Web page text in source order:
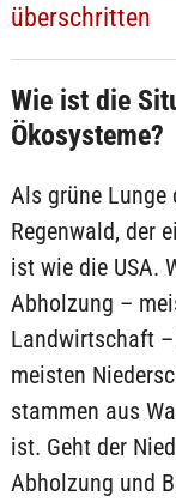
überschritten
Wie ist die
Ökosysteme?
Als grüne
Regenwald, der
ist wie die USA.
Abholzung –
Landwirtschaft
meisten
stammen aus
ist. Geht der
Abholzung und